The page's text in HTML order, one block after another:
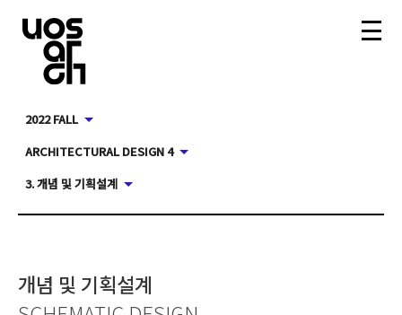
2022 FALL
ARCHITECTURAL DESIGN 4
3. 개념 및 기획설계
개념 및 기획설계